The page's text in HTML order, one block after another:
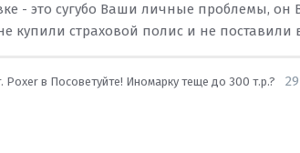
- это сугубо Ваши личные проблемы, он
купили страховой полис и не поставили
Poxerв Посоветуйте! Иномарку теще до 300 т.р.?